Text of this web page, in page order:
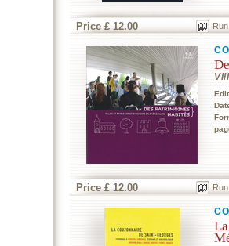
Price £ 12.00
Price £ 12.00